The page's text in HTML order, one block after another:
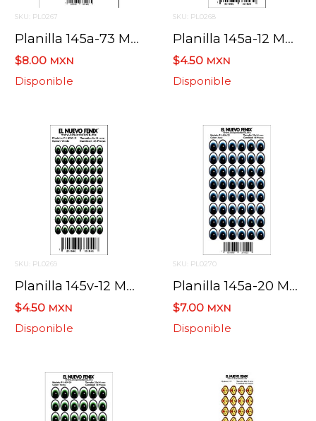
SKU: PL0267
Planilla 145a-73 Mm Ojo Azul 8 Pzas. Nacional 48 X 73 Mm
$8.00 MXN
Disponible
SKU: PL0268
Planilla 145a-12 Mm Ojo Azul 63 Pzas. Nacional 8 X 12 Mm
$4.50 MXN
Disponible
SKU: PL0269
Planilla 145v-12 Mm Ojo Verde 63 Pzas. Nacional 8 X 12 Mm
$4.50 MXN
Disponible
SKU: PL0270
Planilla 145a-20 Mm Ojo Azul 48 Pzas. Nacional 20 X 14 Mm
$7.00 MXN
Disponible